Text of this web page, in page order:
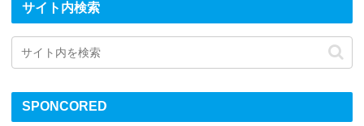
サイト内検索
SPONCORED